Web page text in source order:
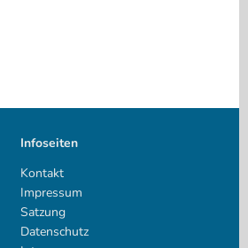
Infoseiten
Kontakt
Impressum
Satzung
Datenschutz